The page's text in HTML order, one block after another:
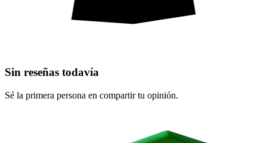
Sin reseñas todavía
Sé la primera persona en compartir tu opinión.